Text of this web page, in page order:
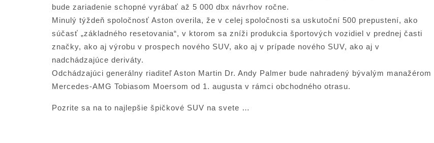
bude zariadenie schopné vyrábať až 5 000 dbx návrhov ročne.
Minulý týždeň spoločnosť Aston overila, že v celej spoločnosti sa uskutoční 500 prepustení, ako
súčasť „základného resetovania“, v ktorom sa zníži produkcia športových vozidiel v prednej časti
značky, ako aj výrobu v prospech nového SUV, ako aj v prípade nového SUV, ako aj v
nadchádzajúce deriváty.
Odchádzajúci generálny riaditeľ Aston Martin Dr. Andy Palmer bude nahradený bývalým manažérom
Mercedes-AMG Tobiasom Moersom od 1. augusta v rámci obchodného otrasu.
Pozrite sa na to najlepšie špičkové SUV na svete …